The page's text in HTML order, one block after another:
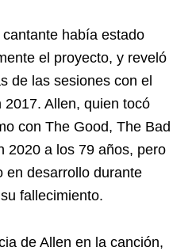
había estado
el proyecto, y reveló
de las sesiones con el
Allen, quien tocó
con The Good, The Bad
2020 a los 79 años, pero
en desarrollo durante
fallecimiento.
de Allen en la canción,